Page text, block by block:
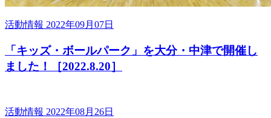
活動情報 2022年09月07日
「キッズ・ボールパーク」を大分・中津で開催し
ました！［2022.8.20］
活動情報 2022年08月26日